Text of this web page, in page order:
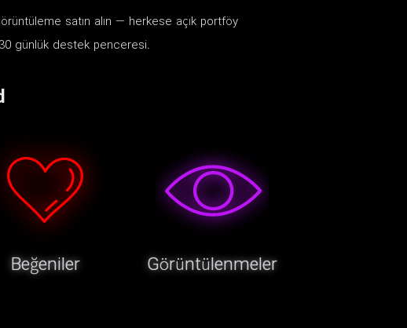
satın alın — herkese açık portföy
günlük destek penceresi.
Beğeniler Görüntülenmeler